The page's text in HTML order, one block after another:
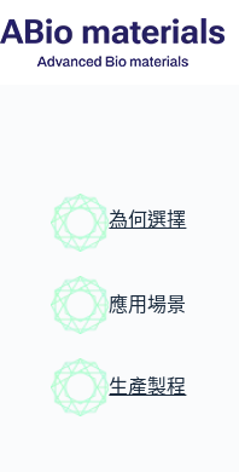
為何選擇
應用場景
生產製程